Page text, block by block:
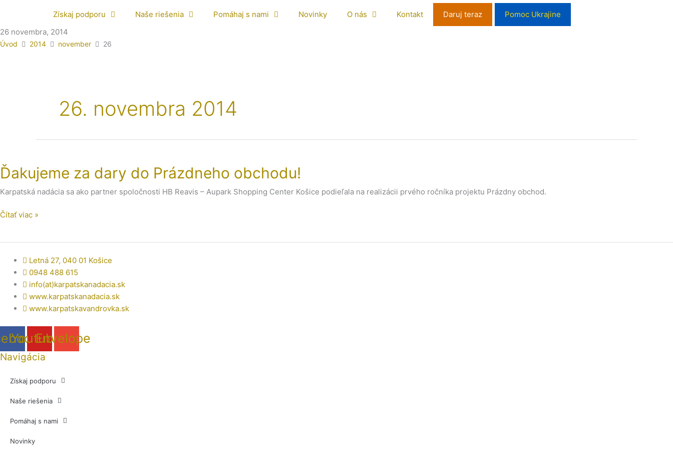
Získaj podporu Naše riešenia Pomáhaj s nami Novinky O nás Kontakt Daruj teraz
Pomoc Ukrajine
26 novembra, 2014
Úvod 2014 november 26
26. novembra 2014
Ďakujeme za dary do Prázdneho obchodu!
Karpatská nadácia sa ako partner spoločnosti HB Reavis – Aupark Shopping Center Košice podieľala na realizácii prvého ročníka projektu Prázdny obchod.
dary
do
Prázdneho
Čítať viac »
Letná 27, 040 01 Košice
0948 488 615
info(at)karpatskanadacia.sk
www.karpatskanadacia.sk
www.karpatskavandrovka.sk
YoutubeEnvelope
Navigácia
Získaj podporu
Naše riešenia
Pomáhaj s nami
Novinky